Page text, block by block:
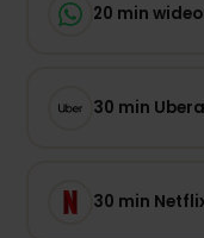
20 min
30 min Ubera
30 min